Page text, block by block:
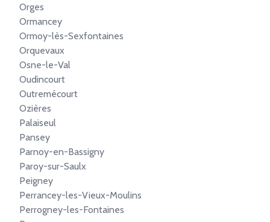
Orges
Ormancey
Ormoy-lès-Sexfontaines
Orquevaux
Osne-le-Val
Oudincourt
Outremécourt
Ozières
Palaiseul
Pansey
Parnoy-en-Bassigny
Paroy-sur-Saulx
Peigney
Perrancey-les-Vieux-Moulins
Perrogney-les-Fontaines